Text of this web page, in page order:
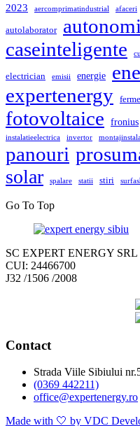
2023 aercomprimatindustrial afaceri
autolaborator
caseinteligente
electrician emisii energie
expertenergy ferme
fotovoltaice fronius
instalatieelectrica
invertor
panouri
solar spalare statii stiri
Go To Top
SC EXPERT ENERGY SRL
CUI: 24466700
J32 /1506 /2008
Contact
Strada Viile Sibiului
(0369 442211)
office@expertenergy.ro
Made with 🤍 by VDC